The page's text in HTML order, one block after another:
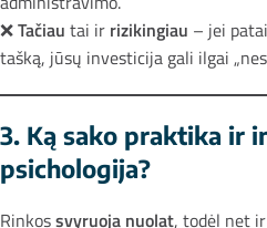
❌Tačiau tai ir rizikingiau – jei
tašką, jūsų investicija gali ilgai
3. Ką sako praktika ir
psichologija?
Rinkossvyruoja nuolat, todėl net